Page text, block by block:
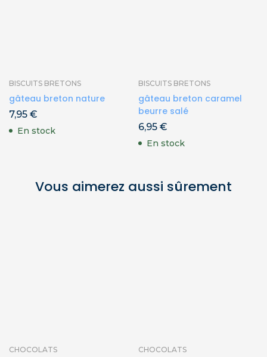
BISCUITS BRETONS
gâteau breton nature
7,95 €
En stock
BISCUITS BRETONS
gâteau breton caramel
beurre salé
6,95 €
En stock
Vous aimerez aussi sûrement
CHOCOLATS CHOCOLATS